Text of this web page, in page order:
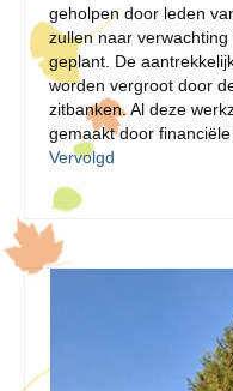
geholpen door leden
zullen naar
geplant. De
worden vergroot door
zitbanken. Al deze
gemaakt door
Vervolgd